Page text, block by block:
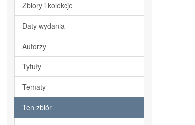
Zbiory i kolekcje
Daty wydania
Autorzy
Tytuły
Tematy
Ten zbiór